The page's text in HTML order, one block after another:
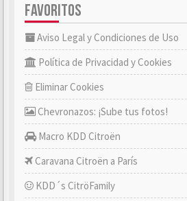
FAVORITOS
Aviso Legal y Condiciones de Uso
Política de Privacidad y Cookies
Eliminar Cookies
Chevronazos: ¡Sube tus fotos!
Macro KDD Citroën
Caravana Citroën a París
KDD´s CitröFamily